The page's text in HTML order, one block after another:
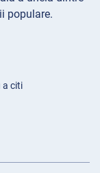
populare.
a citi